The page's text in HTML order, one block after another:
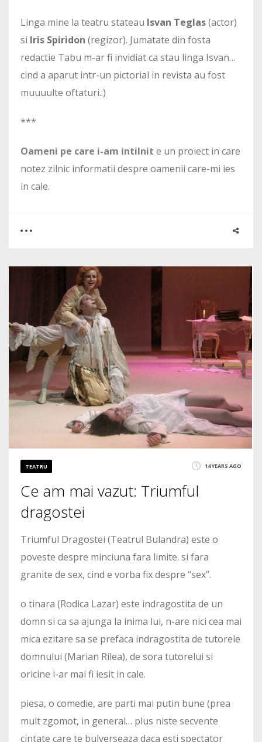
Linga mine la teatru stateau Isvan Teglas(actor)
si Iris Spiridon (regizor). Jumatate din fosta
redactie Tabu m-ar fi invidiat ca stau linga Isvan…
cind a aparut intr-un pictorial in revista au fost
muuuulte oftaturi.:)
***
Oameni pe care i-am intilnit e un proiect in care
notez zilnic informatii despre oamenii care-mi ies
in cale.
TEATRU 14 YEARS AGO
Ce am mai vazut: Triumful
dragostei
Triumful Dragostei (Teatrul Bulandra) este o
poveste despre minciuna fara limite. si fara
granite de sex, cind e vorba fix despre “sex”.
o tinara (Rodica Lazar) este indragostita de un
domn si ca sa ajunga la inima lui, n-are nici cea mai
mica ezitare sa se prefaca indragostita de tutorele
domnului (Marian Rilea), de sora tutorelui si
oricine i-ar mai fi iesit in cale.
piesa, o comedie, are parti mai putin bune (prea
mult zgomot, in general… plus niste secvente
cintate care te bulverseaza daca esti spectator